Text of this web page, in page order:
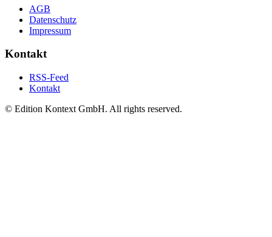
AGB
Datenschutz
Impressum
Kontakt
RSS-Feed
Kontakt
© Edition Kontext GmbH. All rights reserved.